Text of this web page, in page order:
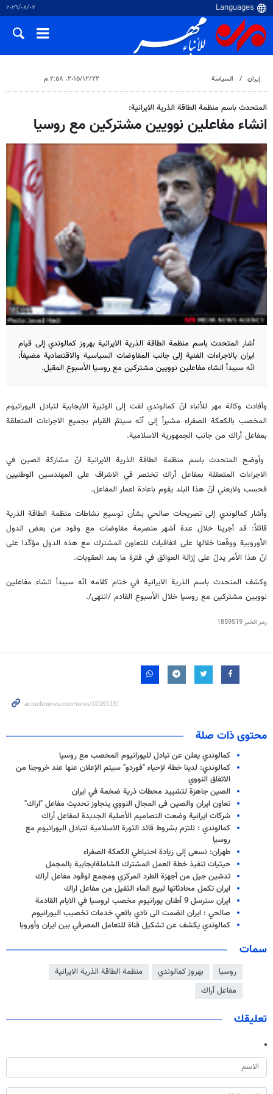
٠٧‏/٠٨‏/٢٠٢٦
إيران السياسة ٢٢‏/١٢‏/٢٠١٥، ٢:٥٨ م
المتحدث باسم منظمة الطاقة الذرية الايرانية:
انشاء مفاعلين نوويين مشتركين مع روسيا
أشار المتحدث باسم منظمة الطاقة الذرية الايرانية بهروز كمالوندي إلى قيام
ايران بالاجراءات الفنية إلى جانب المفاوضات السياسية والاقتصادية مضيفاً:
انّه سيبدأ انشاء مفاعلين نوويين مشتركين مع روسيا الأسبوع المقبل.
وأفادت وكالة مهر للأنباء انّ كمالوندي لفت إلى الوتيرة الايجابية لتبادل اليورانيوم
المخصب بالكعكة الصفراء مشيراً إلى أنّه سيتمّ القيام بجميع الاجراءات المتعلقة
بمفاعل أراك من جانب الجمهورية الاسلامية.
وأوضح المتحدث باسم منظمة الطاقة الذرية الايرانية انّ مشاركة الصين في
الاجراءات المتعقلة بمفاعل أراك تختصر في الاشراف على المهندسين الوطنيين
فحسب ولايعني أنّ هذا البلد يقوم باعادة اعمار المفاعل.
وأشار كمالوندي إلى تصريحات صالحي بشأن توسيع نشاطات منظمة الطاقة الذرية
قائلاً: قد أجرينا خلال عدة أشهر منصرمة مفاوضات مع وفود من بعض الدول
الأوروبية ووقّعنا خلالها على اتفاقيات للتعاون المشترك مع هذه الدول مؤكّدا على
انّ هذا الأمر يدلّ على إزالة العوائق في فترة ما بعد العقوبات.
وكشف المتحدث باسم الذرية الايرانية في ختام كلامه انّه سيبدأ انشاء مفاعلين
نوويين مشتركين مع روسيا خلال الأسبوع القادم /انتهى/.
رمز الخبر1859519
محتوى ذات صلة
كمالوندي يعلن عن تبادل لليورانيوم المخصب مع روسيا
كمالوندي: لدينا خطة لإحياء "فوردو" سيتم الإعلان عنها عند خروجنا من
الاتفاق النووي
الصين جاهزة لتشييد محطات ذرية ضخمة في ايران
تعاون ايران والصين فى المجال النووي يتجاوز تحديث مفاعل "اراك"
شركات ايرانية وضعت التصاميم الأصلية الجديدة لمفاعل أراك
كمالوندي : نلتزم بشروط قائد الثورة الاسلامية لتبادل اليورانيوم مع
روسيا
طهران: نسعى إلى زيادة احتياطي الكعكة الصفراء
حيثيات تنفيذ خطة العمل المشترك الشاملةايجابية بالمجمل
تدشين جيل من أجهزة الطرد المركزي ومجمع لوقود مفاعل أراك
ايران تكمل محادثاتها لبيع الماء الثقيل من مفاعل اراك
ايران سترسل 9 أطنان يورانيوم مخصب لروسيا في الايام القادمة
صالحي : ايران انضمت الى نادي بائعي خدمات تخصيب اليورانيوم
كمالوندي يكشف عن تشكيل قناة للتعامل المصرفي بين ايران وأوروبا
سمات
روسيا بهروز كمالوندي
منظمة الطاقة الذرية الايرانية
مفاعل أراك
تعليقك